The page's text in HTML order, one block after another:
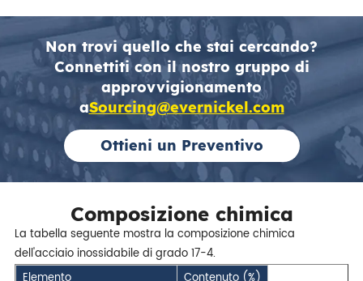
Non trovi quello che stai cercando?
Connettiti con il nostro gruppo di
approvvigionamento
aSourcing@evernickel.com
Ottieni un Preventivo
Composizione chimica
La tabella seguente mostra la composizione chimica
dell'acciaio inossidabile di grado 17-4.